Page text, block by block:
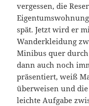
vergessen, die
spät. Jetzt wird er
Wanderkleidung
Minibus quer
dann auch noch
präsentiert, weiß
überweisen und
leichte Aufgabe